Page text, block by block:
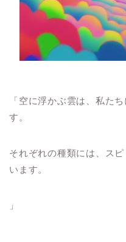
「空に浮かぶ雲は、私た
す。
それぞれの種類には、ス
います。
」